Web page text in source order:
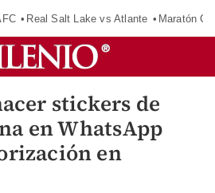
Real Salt Lake vs Atlante Maratón
stickers de
en WhatsApp
en